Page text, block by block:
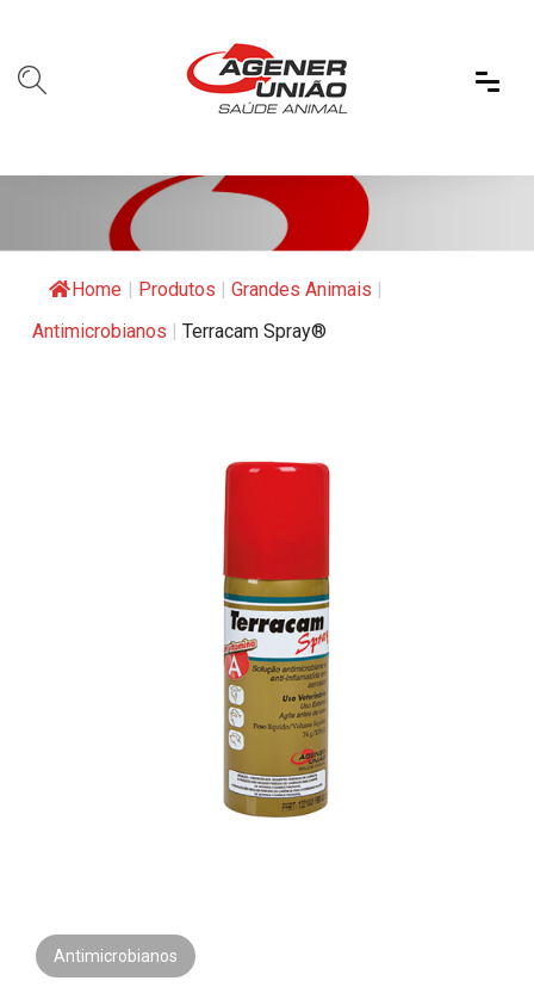
Home | Produtos | Grandes Animais |
Antimicrobianos | Terracam Spray®
Antimicrobianos